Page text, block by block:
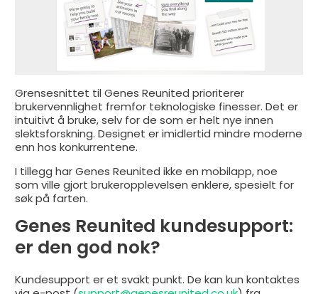
Grensesnittet til Genes Reunited prioriterer
brukervennlighet fremfor teknologiske finesser. Det er
intuitivt å bruke, selv for de som er helt nye innen
slektsforskning. Designet er imidlertid mindre moderne
enn hos konkurrentene.
I tillegg har Genes Reunited ikke en mobilapp, noe
som ville gjort brukeropplevelsen enklere, spesielt for
søk på farten.
Genes Reunited kundesupport:
er den god nok?
Kundesupport er et svakt punkt. De kan kun kontaktes